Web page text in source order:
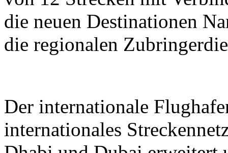
die neuen Destinationen
die regionalen
Der internationale
internationales